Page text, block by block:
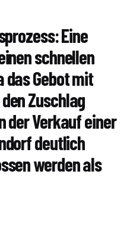
Eine
schnellen
das Gebot mit
Zuschlag
der Verkauf einer
deutlich
werden als